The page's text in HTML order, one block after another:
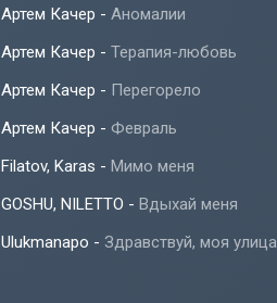
Артем Качер - Аномалии
Артем Качер - Терапия-любовь
Артем Качер - Перегорело
Артем Качер - Февраль
Filatov, Karas - Мимо меня
GOSHU, NILETTO - Вдыхай меня
Ulukmanapo - Здравствуй, моя улица